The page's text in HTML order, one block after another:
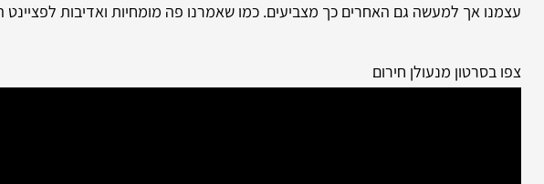
עצמנו אך למעשה גם האחרים כך מצביעים. כמו שאמרנו פה מומחיות ואדיבות לפציינט
צפו בסרטון מנעולן חירום